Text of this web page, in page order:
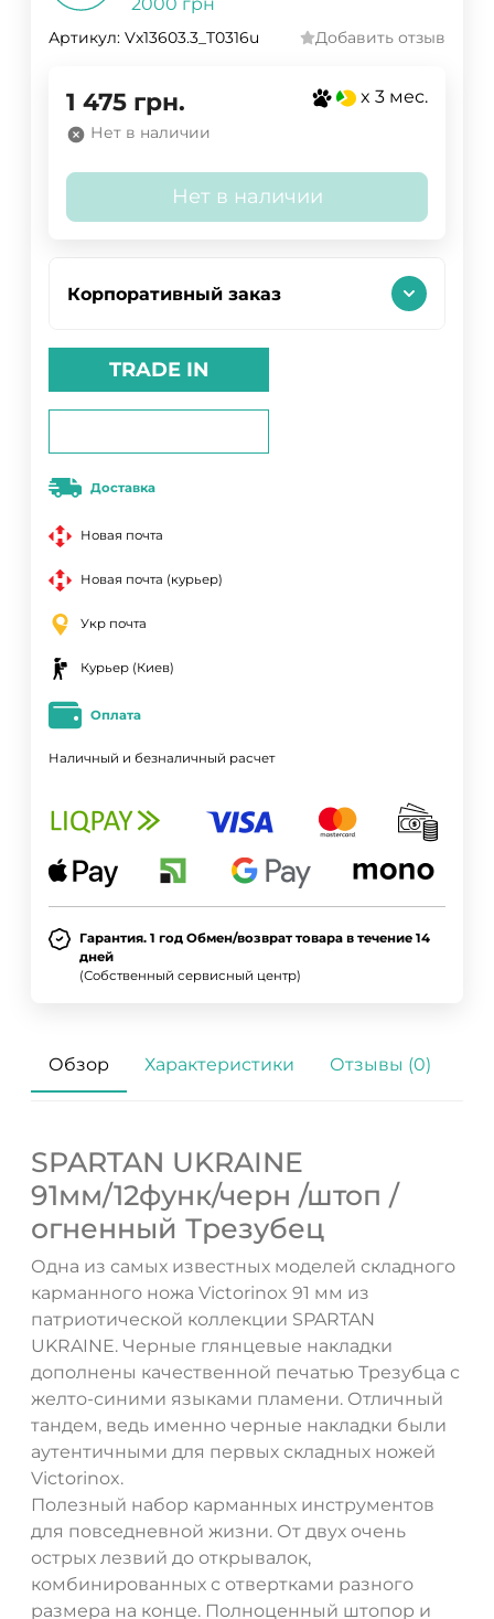
2000 грн
Артикул: Vx13603.3_T0316u Добавить отзыв
1 475 грн. x 3 мес.
Нет в наличии
Нет в наличии
Корпоративный заказ
TRADE IN
Доставка
Новая почта
Новая почта (курьер)
Укр почта
Курьер (Киев)
Оплата
Наличный и безналичный расчет
Гарантия. 1 год Обмен/возврат товара в течение 14
дней
(Собственный сервисный центр)
Обзор Характеристики Отзывы (0)
SPARTAN UKRAINE
91мм/12функ/черн /штоп /
огненный Трезубец
Одна из самых известных моделей складного
карманного ножа Victorinox 91 мм из
патриотической коллекции SPARTAN
UKRAINE. Черные глянцевые накладки
дополнены качественной печатью Трезубца с
желто-синими языками пламени. Отличный
тандем, ведь именно черные накладки были
аутентичными для первых складных ножей
Victorinox.
Полезный набор карманных инструментов
для повседневной жизни. От двух очень
острых лезвий до открывалок,
комбинированных с отвертками разного
размера на конце. Полноценный штопор и